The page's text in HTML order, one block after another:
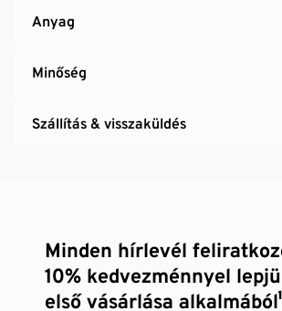
Anyag
Minőség
Szállítás & visszaküldés
Minden hírlevél
10% kedvezménnyel
első vásárlása alkalmából¹